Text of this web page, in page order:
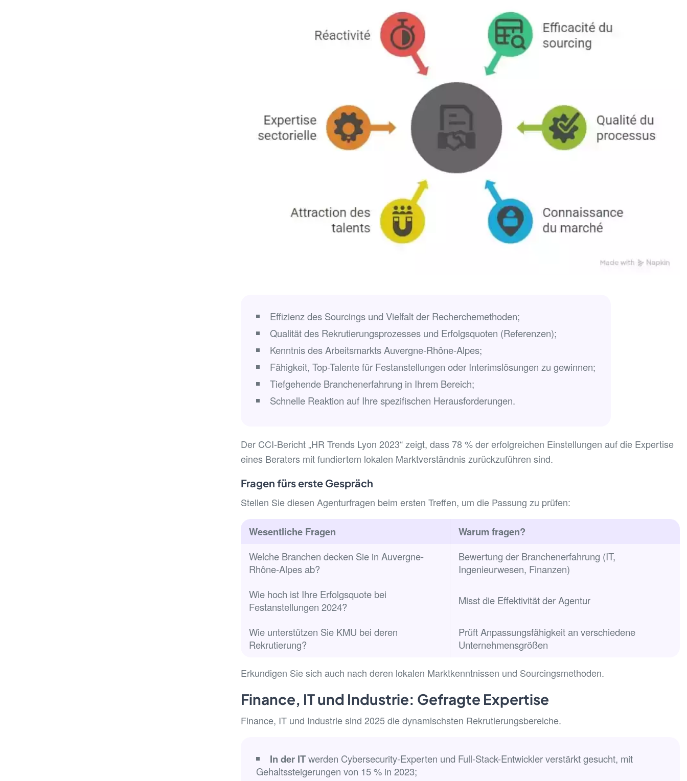
Effizienz des Sourcings und Vielfalt der Recherchemethoden;
Qualität des Rekrutierungsprozesses und Erfolgsquoten (Referenzen);
Kenntnis des Arbeitsmarkts Auvergne-Rhône-Alpes;
Fähigkeit, Top-Talente für Festanstellungen oder Interimslösungen zu gewinnen;
Tiefgehende Branchenerfahrung in Ihrem Bereich;
Schnelle Reaktion auf Ihre spezifischen Herausforderungen.
Der CCI-Bericht „HR Trends Lyon 2023“ zeigt, dass 78 % der erfolgreichen Einstellungen auf die Expertise
eines Beraters mit fundiertem lokalen Marktverständnis zurückzuführen sind.
Fragen fürs erste Gespräch
Stellen Sie diesen Agenturfragen beim ersten Treffen, um die Passung zu prüfen:
Wesentliche Fragen Warum fragen?
Welche Branchen decken Sie in Auvergne-
Rhône-Alpes ab?
Bewertung der Branchenerfahrung (IT,
Ingenieurwesen, Finanzen)
Wie hoch ist Ihre Erfolgsquote bei
Festanstellungen 2024?
Misst die Effektivität der Agentur
Wie unterstützen Sie KMU bei deren
Rekrutierung?
Prüft Anpassungsfähigkeit an verschiedene
Unternehmensgrößen
Erkundigen Sie sich auch nach deren lokalen Marktkenntnissen und Sourcingsmethoden.
Finance, IT und Industrie: Gefragte Expertise
Finance, IT und Industrie sind 2025 die dynamischsten Rekrutierungsbereiche.
In der ITwerden Cybersecurity-Experten und Full-Stack-Entwickler verstärkt gesucht, mit
Gehaltssteigerungen von 15 % in 2023;